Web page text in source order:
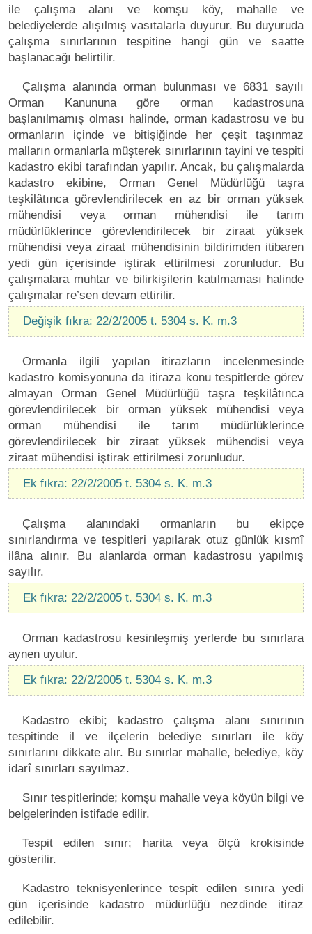
ile çalışma alanı ve komşu köy, mahalle ve
belediyelerde alışılmış vasıtalarla duyurur. Bu duyuruda
çalışma sınırlarının tespitine hangi gün ve saatte
başlanacağı belirtilir.
Çalışma alanında orman bulunması ve 6831 sayılı
Orman Kanununa göre orman kadastrosuna
başlanılmamış olması halinde, orman kadastrosu ve bu
ormanların içinde ve bitişiğinde her çeşit taşınmaz
malların ormanlarla müşterek sınırlarının tayini ve tespiti
kadastro ekibi tarafından yapılır. Ancak, bu çalışmalarda
kadastro ekibine, Orman Genel Müdürlüğü taşra
teşkilâtınca görevlendirilecek en az bir orman yüksek
mühendisi veya orman mühendisi ile tarım
müdürlüklerince görevlendirilecek bir ziraat yüksek
mühendisi veya ziraat mühendisinin bildirimden itibaren
yedi gün içerisinde iştirak ettirilmesi zorunludur. Bu
çalışmalara muhtar ve bilirkişilerin katılmaması halinde
çalışmalar re’sen devam ettirilir.
Değişik fıkra: 22/2/2005 t. 5304 s. K. m.3
Ormanla ilgili yapılan itirazların incelenmesinde
kadastro komisyonuna da itiraza konu tespitlerde görev
almayan Orman Genel Müdürlüğü taşra teşkilâtınca
görevlendirilecek bir orman yüksek mühendisi veya
orman mühendisi ile tarım müdürlüklerince
görevlendirilecek bir ziraat yüksek mühendisi veya
ziraat mühendisi iştirak ettirilmesi zorunludur.
Ek fıkra: 22/2/2005 t. 5304 s. K. m.3
Çalışma alanındaki ormanların bu ekipçe
sınırlandırma ve tespitleri yapılarak otuz günlük kısmî
ilâna alınır. Bu alanlarda orman kadastrosu yapılmış
sayılır.
Ek fıkra: 22/2/2005 t. 5304 s. K. m.3
Orman kadastrosu kesinleşmiş yerlerde bu sınırlara
aynen uyulur.
Ek fıkra: 22/2/2005 t. 5304 s. K. m.3
Kadastro ekibi; kadastro çalışma alanı sınırının
tespitinde il ve ilçelerin belediye sınırları ile köy
sınırlarını dikkate alır. Bu sınırlar mahalle, belediye, köy
idarî sınırları sayılmaz.
Sınır tespitlerinde; komşu mahalle veya köyün bilgi ve
belgelerinden istifade edilir.
Tespit edilen sınır; harita veya ölçü krokisinde
gösterilir.
Kadastro teknisyenlerince tespit edilen sınıra yedi
gün içerisinde kadastro müdürlüğü nezdinde itiraz
edilebilir.